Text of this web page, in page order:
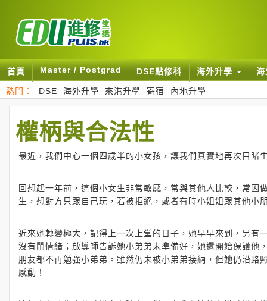
首頁 Master / Postgrad DSE點修科 海外升學
熱門： DSE 海外升學 來港升學 寄宿 內地升學
權柄與合法性
最近，我們中心一個四歲半的小女孩，讓我們真實地再次目睹
回想起一年前，這個小女生非常敏感，常與其他人比較，常
生，想對方只跟自己玩，若被拒絕，或者有時小姐姐跟其他小
近來她轉變極大，記得上一次上堂的日子，她早早來到，另
沒有鬧情緒；啟導師告訴她小弟弟未準備好，她還開始保護
朋友都不再勉強小弟弟。雖然仍未被小弟弟接納，但她仍沿
感動！